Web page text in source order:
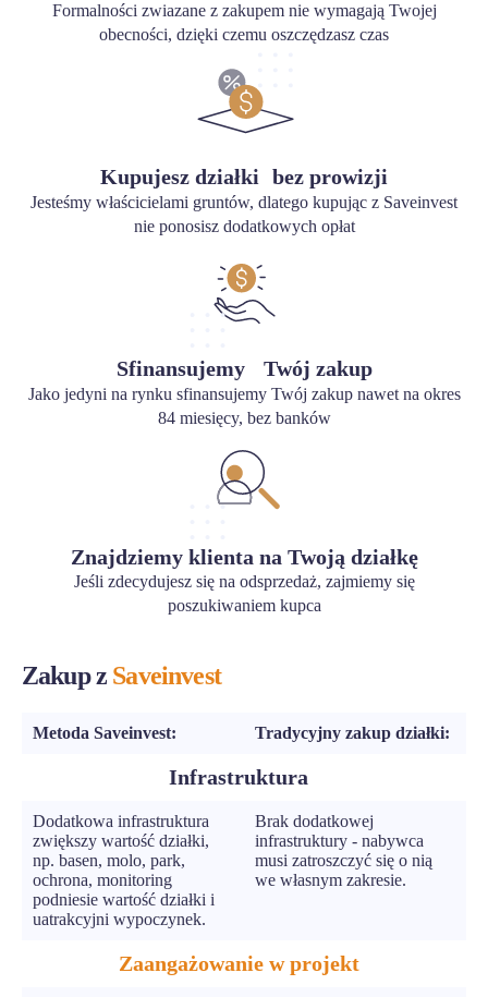
Formalności zwiazane z zakupem nie wymagają Twojej
obecności, dzięki czemu oszczędzasz czas
Kupujesz działki bez prowizji
Jesteśmy właścicielami gruntów, dlatego kupując z Saveinvest
nie ponosisz dodatkowych opłat
Sfinansujemy Twój zakup
Jako jedyni na rynku sfinansujemy Twój zakup nawet na okres
84 miesięcy, bez banków
Znajdziemy klienta na Twoją działkę
Jeśli zdecydujesz się na odsprzedaż, zajmiemy się
poszukiwaniem kupca
Zakup z Saveinvest
Metoda Saveinvest: Tradycyjny zakup działki:
Infrastruktura
Dodatkowa infrastruktura
zwiększy wartość działki,
np. basen, molo, park,
ochrona, monitoring
podniesie wartość działki i
uatrakcyjni wypoczynek.
Brak dodatkowej
infrastruktury - nabywca
musi zatroszczyć się o nią
we własnym zakresie.
Zaangażowanie w projekt